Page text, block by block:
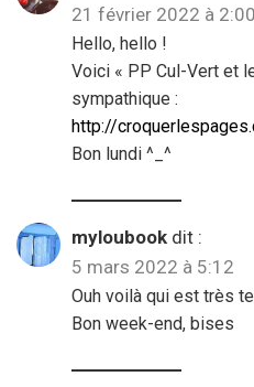
21 février 2022 à 2:00
Hello, hello !
Voici « PP Cul-Vert et
sympathique :
http://
Bon lundi ^_^
myloubook dit :
5 mars 2022 à 5:12
Ouh voilà qui est très
Bon week-end, bises